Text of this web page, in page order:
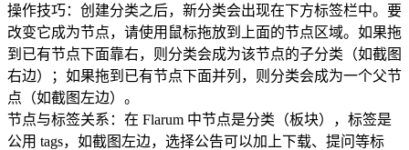
操作技巧：创建分类之后，新分类会出现在下方标签栏中。要
改变它成为节点，请使用鼠标拖放到上面的节点区域。如果拖
到已有节点下面靠右，则分类会成为该节点的子分类（如截图
右边）；如果拖到已有节点下面并列，则分类会成为一个父节
点（如截图左边）。
节点与标签关系：在 Flarum 中节点是分类（板块），标签是
公用 tags，如截图左边，选择公告可以加上下载、提问等标